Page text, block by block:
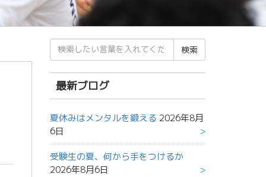
検
索
結
果:
最新ブログ
夏休みはメンタルを鍛える 2026年8月
6日
受験生の夏、何から手をつけるか
2026年8月6日